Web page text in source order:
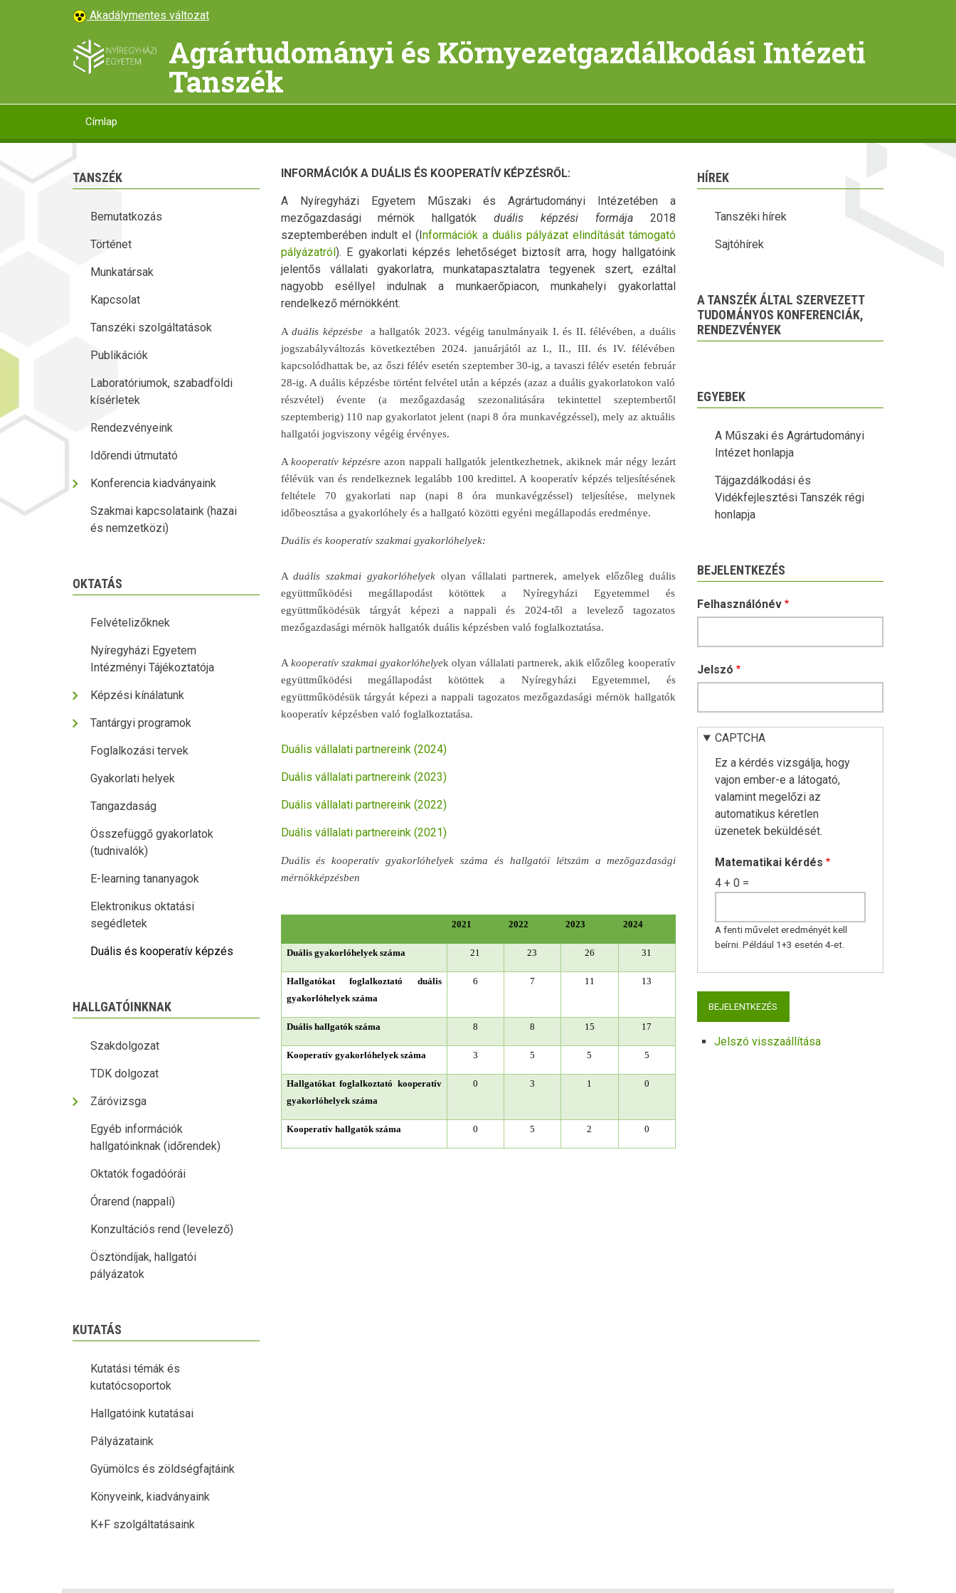
Akadálymentes változat
Agrártudományi és Környezetgazdálkodási Intézeti
Tanszék
Main
navigation
Címlap
TANSZÉK
Bemutatkozás
Történet
Munkatársak
Kapcsolat
Tanszéki szolgáltatások
Publikációk
Laboratóriumok, szabadföldi
kísérletek
Rendezvényeink
Időrendi útmutató
Konferencia kiadványaink
Szakmai kapcsolataink (hazai
és nemzetközi)
OKTATÁS
Felvételizőknek
Nyíregyházi Egyetem
Intézményi Tájékoztatója
Képzési kínálatunk
Tantárgyi programok
Foglalkozási tervek
Gyakorlati helyek
Tangazdaság
Összefüggő gyakorlatok
(tudnivalók)
E-learning tananyagok
Elektronikus oktatási
segédletek
Duális és kooperatív képzés
HALLGATÓINKNAK
Szakdolgozat
TDK dolgozat
Záróvizsga
Egyéb információk
hallgatóinknak (időrendek)
Oktatók fogadóórái
Órarend (nappali)
Konzultációs rend (levelező)
Ösztöndíjak, hallgatói
pályázatok
KUTATÁS
Kutatási témák és
kutatócsoportok
Hallgatóink kutatásai
Pályázataink
Gyümölcs és zöldségfajtáink
Könyveink, kiadványaink
K+F szolgáltatásaink
INFORMÁCIÓK A DUÁLIS ÉS KOOPERATÍV KÉPZÉSRŐL:
A Nyíregyházi Egyetem Műszaki és Agrártudományi Intézetében a
mezőgazdasági mérnök hallgatók duális képzési formája2018
szeptemberében indult el (Információk a duális pályázat elindítását támogató
pályázatról). E gyakorlati képzés lehetőséget biztosít arra, hogy hallgatóink
jelentős vállalati gyakorlatra, munkatapasztalatra tegyenek szert, ezáltal
nagyobb eséllyel indulnak a munkaerőpiacon, munkahelyi gyakorlattal
rendelkező mérnökként.
Aduális képzésbe
a hallgatók 2023. végéig tanulmányaik I. és II. félévében, a duális
jogszabályváltozás következtében 2024. januárjától az I., II., III. és IV. félévében
kapcsolódhattak be, az őszi félév esetén szeptember 30-ig, a tavaszi félév esetén február
28-ig. A duális képzésbe történt felvétel után a képzés (azaz a duális gyakorlatokon való
részvétel) évente (a mezőgazdaság szezonalitására tekintettel szeptembertől
szeptemberig) 110 nap gyakorlatot jelent (napi 8 óra munkavégzéssel), mely az aktuális
hallgatói jogviszony végéig érvényes.
Akooperatív képzésre azon nappali hallgatók jelentkezhetnek, akiknek már négy lezárt
félévük van és rendelkeznek legalább 100 kredittel. A kooperatív képzés teljesítésének
feltétele 70 gyakorlati nap (napi 8 óra munkavégzéssel) teljesítése, melynek
időbeosztása a gyakorlóhely és a hallgató közötti egyéni megállapodás eredménye.
Duális és kooperatív szakmai gyakorlóhelyek:
Aduális szakmai gyakorlóhelyek olyan vállalati partnerek, amelyek előzőleg duális
együttműködési megállapodást kötöttek a Nyíregyházi Egyetemmel és
együttműködésük tárgyát képezi a nappali és 2024-től a levelező tagozatos
mezőgazdasági mérnök hallgatók duális képzésben való foglalkoztatása.
A kooperatív szakmai gyakorlóhelyek olyan vállalati partnerek, akik előzőleg kooperatív
együttműködési megállapodást kötöttek a Nyíregyházi Egyetemmel, és
együttműködésük tárgyát képezi a nappali tagozatos mezőgazdasági mérnök hallgatók
kooperatív képzésben való foglalkoztatása.
Duális vállalati partnereink (2024)
Duális vállalati partnereink (2023)
Duális vállalati partnereink (2022)
Duális vállalati partnereink (2021)
Duális és kooperatív gyakorlóhelyek száma és hallgatói létszám a mezőgazdasági
mérnökképzésben
2021 2022 2023 2024
Duális gyakorlóhelyek száma 21 23 26 31
Hallgatókat foglalkoztató duális
gyakorlóhelyek száma
6 7 11 13
Duális hallgatók száma 8 8 15 17
Kooperatív gyakorlóhelyek száma 3 5 5 5
Hallgatókat foglalkoztató kooperatív
gyakorlóhelyek száma
0 3 1 0
Kooperatív hallgatók száma 0 5 2 0
HÍREK
Tanszéki hírek
Sajtóhírek
A TANSZÉK ÁLTAL SZERVEZETT
TUDOMÁNYOS KONFERENCIÁK,
RENDEZVÉNYEK
EGYEBEK
A Műszaki és Agrártudományi
Intézet honlapja
Tájgazdálkodási és
Vidékfejlesztési Tanszék régi
honlapja
BEJELENTKEZÉS
Felhasználónév
Jelszó
CAPTCHA
Ez a kérdés vizsgálja, hogy
vajon ember-e a látogató,
valamint megelőzi az
automatikus kéretlen
üzenetek beküldését.
Matematikai kérdés
4 + 0 =
A fenti művelet eredményét kell
beírni. Például 1+3 esetén 4-et.
Jelszó visszaállítása